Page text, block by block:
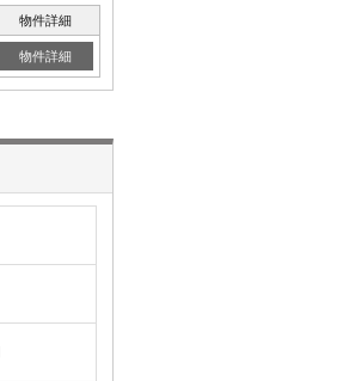
物件詳細
物件詳細